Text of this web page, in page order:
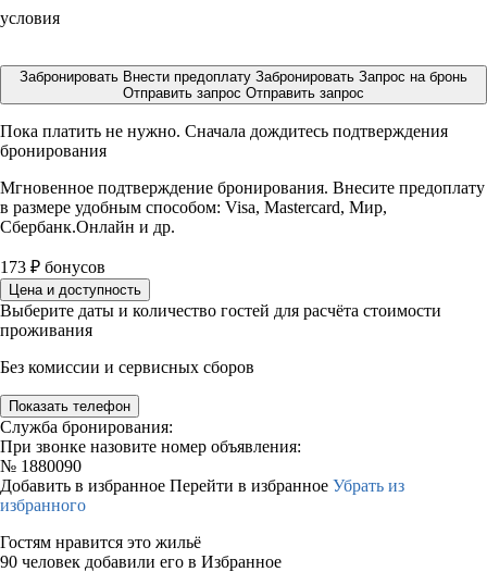
условия
Забронировать Внести предоплату Забронировать Запрос на бронь
Отправить запрос Отправить запрос
Пока платить не нужно. Сначала дождитесь подтверждения
бронирования
Мгновенное подтверждение бронирования. Внесите предоплату
в размере удобным способом: Visa, Mastercard, Мир,
Сбербанк.Онлайн и др.
173 ₽ бонусов
Цена и доступность
Выберите даты и количество гостей для расчёта стоимости
проживания
Без комиссии и сервисных сборов
Показать телефон
Служба бронирования:
При звонке назовите номер объявления:
№ 1880090
Добавить в избранное Перейти в избранное Убрать из
избранного
Гостям нравится это жильё
90 человек добавили его в Избранное